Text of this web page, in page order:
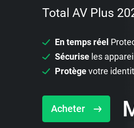
Total AV Plus
En temps réel
Sécurise les
Protègevotre
Acheter